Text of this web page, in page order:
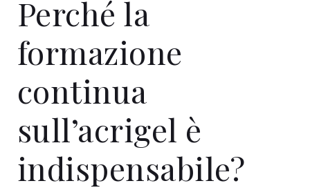
Perché la
formazione
continua
sull’acrigel è
indispensabile?